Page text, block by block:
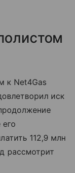
к Net4Gas
иск
112,9 млн
рассмотрит